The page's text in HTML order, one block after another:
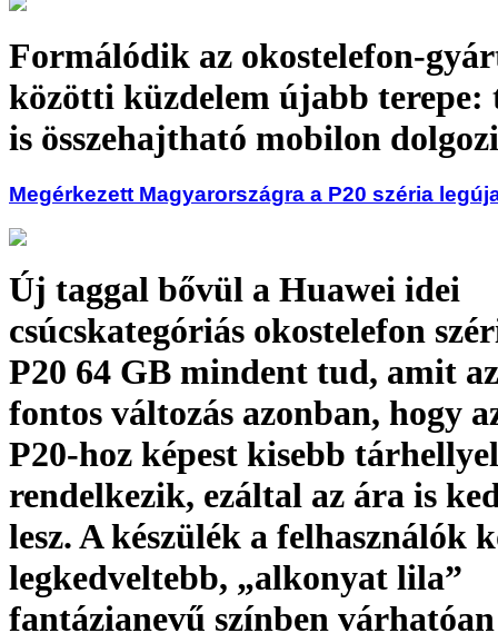
Formálódik az okostelefon-
közötti küzdelem újabb terepe:
is összehajtható mobilon
Megérkezett Magyarországra a P20 széria
Új taggal bővül a Huawei idei
csúcskategóriás okostelefon
P20 64 GB mindent tud, amit
fontos változás azonban, hogy
P20-hoz képest kisebb tárhellyel
rendelkezik, ezáltal az ára is
lesz. A készülék a felhasználók
legkedveltebb, „alkonyat lila”
fantázianevű színben várhatóan